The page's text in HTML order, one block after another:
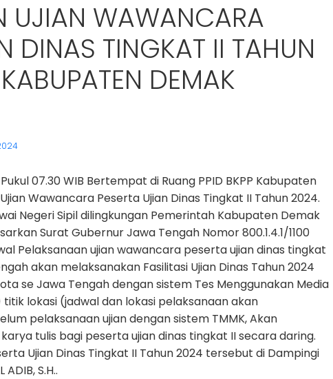
UJIAN WAWANCARA
DINAS TINGKAT II TAHUN
DEMAK
07.30 WIB Bertempat di Ruang PPID BKPP Kabupaten
Wawancara Peserta Ujian Dinas Tingkat II Tahun 2024.
Negeri Sipil dilingkungan Pemerintah Kabupaten Demak
Surat Gubernur Jawa Tengah Nomor 800.1.4.1/1100
Pelaksanaan ujian wawancara peserta ujian dinas tingkat
akan melaksanakan Fasilitasi Ujian Dinas Tahun 2024
se Jawa Tengah dengan sistem Tes Menggunakan Media
lokasi (jadwal dan lokasi pelaksanaan akan
pelaksanaan ujian dengan sistem TMMK, Akan
tulis bagi peserta ujian dinas tingkat II secara daring.
Ujian Dinas Tingkat II Tahun 2024 tersebut di Dampingi
S.H..